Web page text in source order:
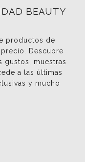
BEAUTY
productos de
Descubre
gustos, muestras
a las últimas
y mucho